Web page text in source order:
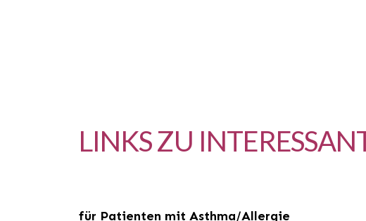
LINKS ZU
für Patienten mit Asthma/Allergie